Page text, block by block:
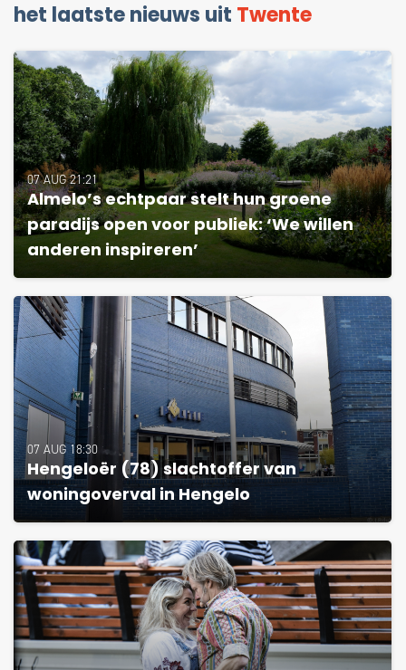
het laatste nieuws uit Twente
07 AUG 21:21
Almelo’s echtpaar stelt hun groene
paradijs open voor publiek: ‘We willen
anderen inspireren’
07 AUG 18:30
Hengeloër (78) slachtoffer van
woningoverval in Hengelo